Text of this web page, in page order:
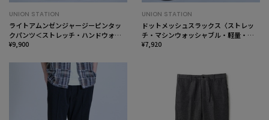
UNION STATION
ライトアムンゼンジャージーピンタッ
クパンツ＜ストレッチ・ハンドウォッ
シャブル＞
¥9,900
UNION STATION
ドットメッシュスラックス〈ストレッ
チ・マシンウォッシャブル・軽量・接
触冷感・通気性〉
¥7,920